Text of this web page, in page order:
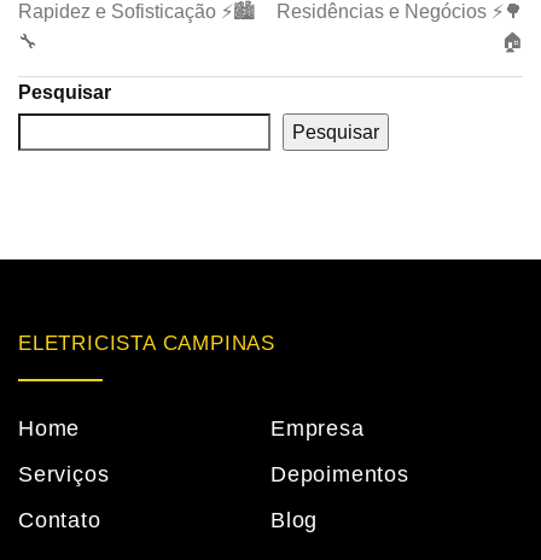
Rapidez e Sofisticação ⚡🏙️
🔧
Residências e Negócios ⚡🌳
🏠
Pesquisar
Pesquisar
ELETRICISTA CAMPINAS
Home
Empresa
Serviços
Depoimentos
Contato
Blog